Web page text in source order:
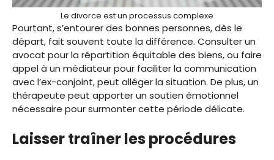
Le divorce est un processus complexe
Pourtant, s’entourer des bonnes personnes, dès le
départ, fait souvent toute la différence. Consulter un
avocat pour la répartition équitable des biens, ou faire
appel à un médiateur pour faciliter la communication
avec l’ex-conjoint, peut alléger la situation. De plus, un
thérapeute peut apporter un soutien émotionnel
nécessaire pour surmonter cette période délicate.
Laisser traîner les procédures